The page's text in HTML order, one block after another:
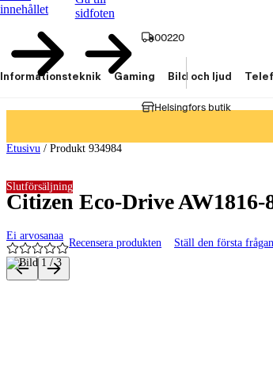
innehållet
sidfoten
00220
Helsingfors butik
Informationsteknik Gaming Bild och ljud
Etusivu / Produkt 934984
Citizen Eco-Drive
Ei arvosanaa
Recensera produkten Ställ den första frågan
Slutförsäljning
Produktbilder och videor